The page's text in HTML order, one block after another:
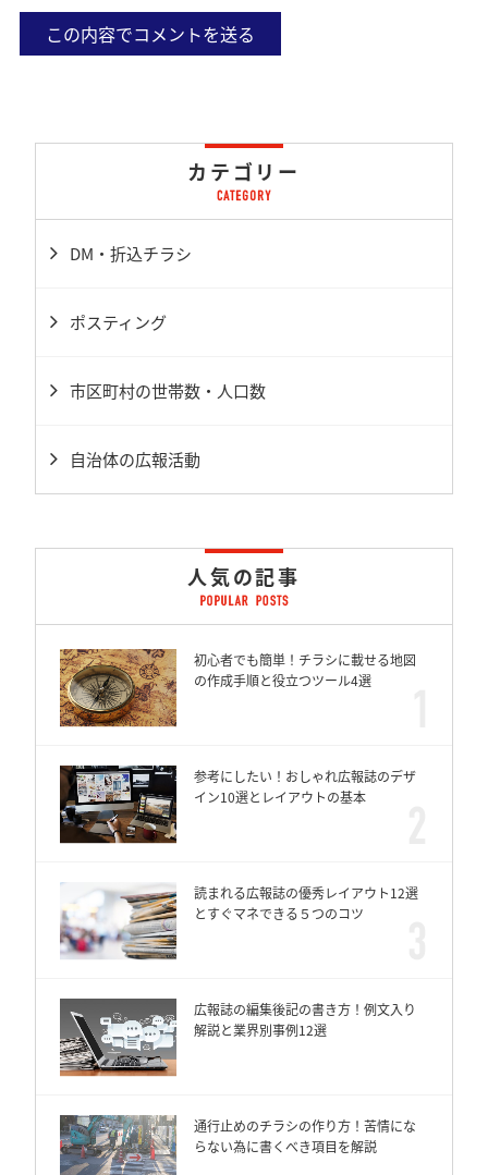
カテゴリー
DM・折込チラシ
ポスティング
市区町村の世帯数・人口数
自治体の広報活動
人気の記事
初心者でも簡単！チラシに載せる地図
の作成手順と役立つツール4選
参考にしたい！おしゃれ広報誌のデザ
イン10選とレイアウトの基本
読まれる広報誌の優秀レイアウト12選
とすぐマネできる５つのコツ
広報誌の編集後記の書き方！例文入り
解説と業界別事例12選
通行止めのチラシの作り方！苦情にな
らない為に書くべき項目を解説